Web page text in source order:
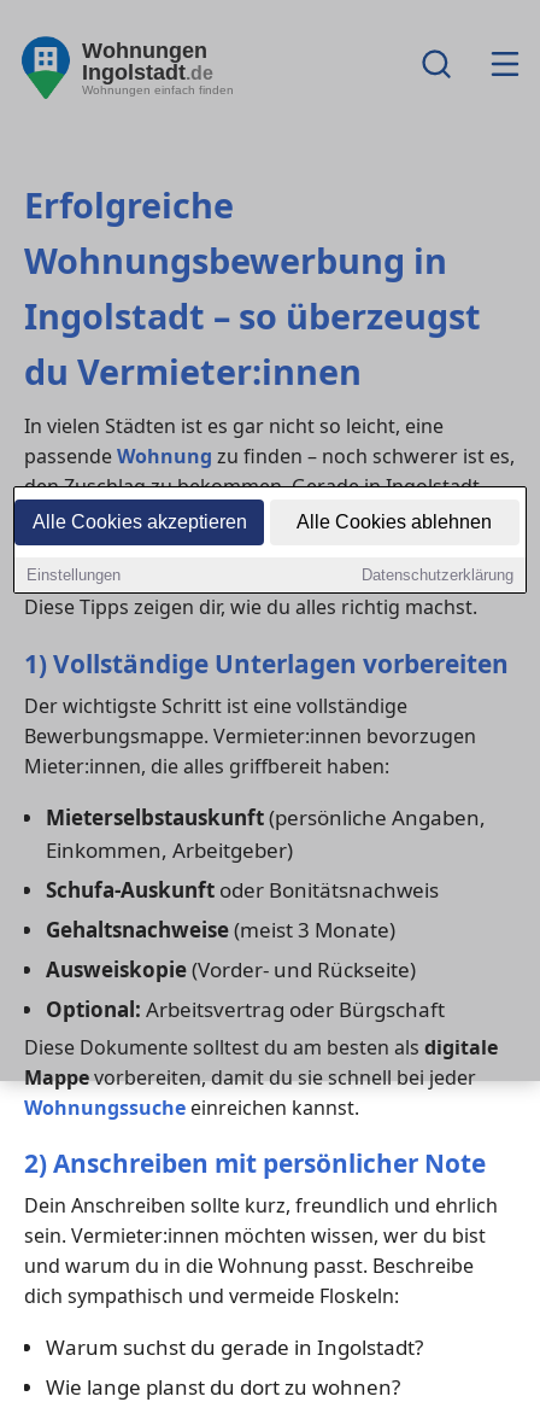
Alle Cookies akzeptieren Alle Cookies ablehnen
Einstellungen Datenschutzerklärung
Wohnungen
Ingolstadt.de
Wohnungen einfach finden
Erfolgreiche
Wohnungsbewerbung in
Ingolstadt – so überzeugst
du Vermieter:innen
In vielen Städten ist es gar nicht so leicht, eine
passendeWohnung zu finden – noch schwerer ist es,
den Zuschlag zu bekommen. Gerade in Ingolstadt
gehört häufig zu den Regionen mit hoher Nachfrage.
Mit einer professionellenWohnungsbewerbung
kannst du dich klar von der Konkurrenz abheben.
Diese Tipps zeigen dir, wie du alles richtig machst.
1) Vollständige Unterlagen vorbereiten
Der wichtigste Schritt ist eine vollständige
Bewerbungsmappe. Vermieter:innen bevorzugen
Mieter:innen, die alles griffbereit haben:
Mieterselbstauskunft(persönliche Angaben,
Einkommen, Arbeitgeber)
Schufa-Auskunftoder Bonitätsnachweis
Gehaltsnachweise(meist 3 Monate)
Ausweiskopie(Vorder- und Rückseite)
Optional: Arbeitsvertrag oder Bürgschaft
Diese Dokumente solltest du am besten als digitale
Mappevorbereiten, damit du sie schnell bei jeder
Wohnungssuche einreichen kannst.
2) Anschreiben mit persönlicher Note
Dein Anschreiben sollte kurz, freundlich und ehrlich
sein. Vermieter:innen möchten wissen, wer du bist
und warum du in die Wohnung passt. Beschreibe
dich sympathisch und vermeide Floskeln:
Warum suchst du gerade in Ingolstadt?
Wie lange planst du dort zu wohnen?